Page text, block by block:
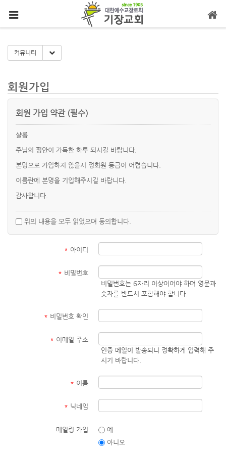
커뮤니티 Toggle Dropdown
회원가입
회원 가입 약관 (필수)
샬롬
주님의 평안이 가득한 하루 되시길 바랍니다.
본명으로 가입하지 않을시 정회원 등급이 어렵습니다.
이름란에 본명을 기입해주시길 바랍니다.
감사합니다.
위의 내용을 모두 읽었으며 동의합니다.
* 아이디
* 비밀번호
비밀번호는 6자리 이상이어야 하며 영문과
숫자를 반드시 포함해야 합니다.
* 비밀번호 확인
* 이메일 주소
인증 메일이 발송되니 정확하게 입력해 주
시기 바랍니다.
* 이름
* 닉네임
메일링 가입
예
아니오